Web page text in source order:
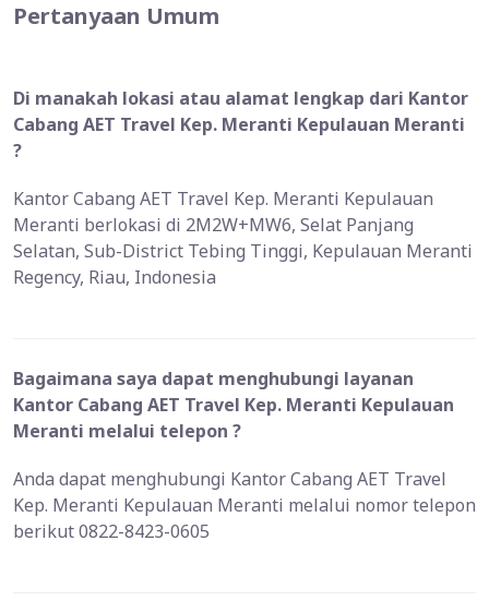
Pertanyaan Umum
Di manakah lokasi atau alamat lengkap dari Kantor
Cabang AET Travel Kep. Meranti Kepulauan Meranti
?
Kantor Cabang AET Travel Kep. Meranti Kepulauan
Meranti berlokasi di 2M2W+MW6, Selat Panjang
Selatan, Sub-District Tebing Tinggi, Kepulauan Meranti
Regency, Riau, Indonesia
Bagaimana saya dapat menghubungi layanan
Kantor Cabang AET Travel Kep. Meranti Kepulauan
Meranti melalui telepon ?
Anda dapat menghubungi Kantor Cabang AET Travel
Kep. Meranti Kepulauan Meranti melalui nomor telepon
berikut 0822-8423-0605